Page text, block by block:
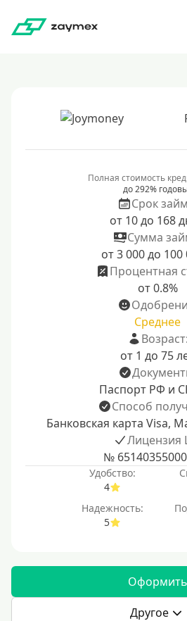
Полная стоимость
до 292%
Срок
от 10 до 168
Сумма
от 3 000 до 100
Процентная
от 0.8%
Среднее
Возраст:
от 1 до 75
Паспорт РФ и
Способ
Банковская карта Visa,
Лицензия
№
Удобство:
4
Надежность:
5
Оформить
Другое